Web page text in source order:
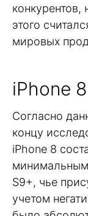
этого
мировых
iPhone
Согласно
концу
iPhone 8
S9+, чье
учетом